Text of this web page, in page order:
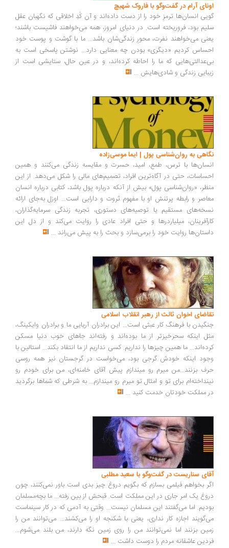
آرام در گفت‌وگو با فاروک شهیچ‭
انسان‌ها ترمزِ خود را از دست داده‌اند و آن کُدِ اخلاقی که نگهبان عقل
بود، فروریخته است. در دنیای امروز، همه می‌خواهند فاشیست باشند؛
می‌خواهند نفرت، محورِ زندگی‌شان باشد... ما با گوشت و پوست خود
کردیم «دیگری» بودن چه معنایی دارد... نوشتن پاسخی است به
که ما را احاطه کرده‌اند، و در عین حال، ستایشی است از
زندگی و شادی‌هایش...
به روان‌شناسی پول | ایما موسی‌زاده
با ترس، طمع، امید، حسرت و مقایسه زندگی می‌کنند و همین
حتی در آگاه‌ترین افراد، تصمیم‌های مالی را شکل می‌دهد. از این
«روان‌شناسی پول» بیش از آنکه درباره پول باشد، کتابی درباره انسان
و رابطه پرتنش او با مفهوم ثروت و دارایی است... اوزل به‌جای ارائه
مستقیم یا توصیه‌های دستوری، تجربه زندگی سرمایه‌گذاران،
میلیاردرها و حتی افراد عادی را روایت می‌کند و از دل این
روایت خود را برمی‌سازد و بحث را به پیش می‌راند ...
اخوان ثالث از رهبر انقلاب اسلامی
با فرهنگ کار عبثی است... این برادران آریایی ما و برادران وایکینگ،
اینکه سحرخیزتر از ما بوده‌اند و رفته‌اند جاهای خوب دنیا مسکن
ما همین چیزها را نداریم. کسی نداریم از ما انتقاد بکند... استالین با
اینکه خودش گرجی بود، می‌خواست در گرجستان نیز همه روسی
بزنند...من میرم رو میندازم پیش آقای خامنه‌ای، من برای خودم رو
برای تو و امثال تو میرم رو میندازم... به شرطی که شماها برگردید
مملکت خودتان خدمت کنید...
سناریست در گفت‌وگو با سعید مطلبی
بخواهم فیلمی بسازم که بگویم دروغ چیز بدی است باور نمی‌کنند، چون
یک امر جاری در این مملکت است. قبحش از بین رفته... ما بچه‌مسلمان
اما می‌گفتند این مسلمان نیست... وقتی به آدمی که در کار سینماست
اجازه کار نداری، یعنی با شکنجه او را می‌کشند... می‌توانند من را
بزنند اما نمی‌توانند من را روی زمین نگه دارند، من بلند می‌شوم...
عاشقانه مردم را دوست داشت ...